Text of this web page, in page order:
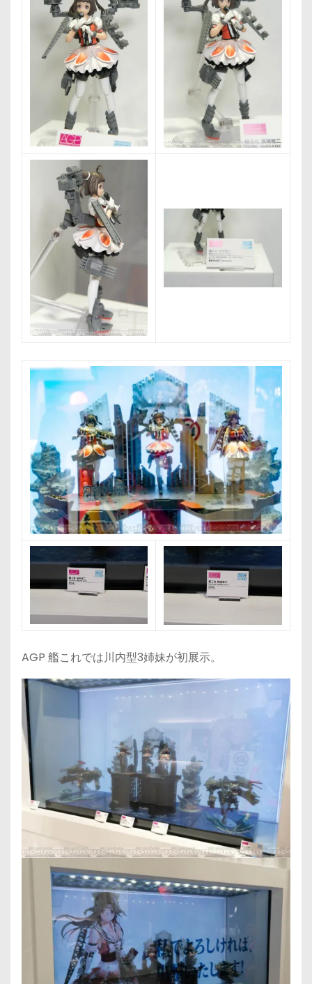
AGP 艦これでは川内型3姉妹が初展示。